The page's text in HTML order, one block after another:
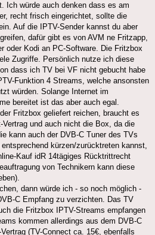
Ich würde auch denken dass es am
recht frisch eingerichtet, sollte die
Auf die IPTV-Sender kannst du aber
dafür gibt es von AVM ne Fritzapp,
oder Kodi an PC-Software. Die Fritzbox
Zugriffe. Persönlich nutze ich diese
dass ich TV bei VF nicht gebucht habe
Funktion 4 Streams, welche ansonsten
würden. Solange Internet im
bereitet ist das aber auch egal.
Fritzbox geliefert reichen, braucht es
und auch nicht die Box, da die
kann auch der DVB-C Tuner des TVs
kürzen/zurücktreten kannst,
Kauf idR 14tägiges Rücktrittrecht
von Technikern kann diese
dann würde ich - so noch möglich -
C Empfang zu verzichten. Das TV
die Fritzbox IPTV-Streams empfangen
kommen allerdings aus dem DVB-C
(TV-Connect ca. 15€, ebenfalls